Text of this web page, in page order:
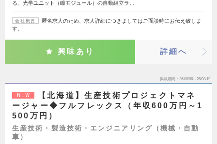
る、光学ユニット（瞳モジュール）の自動組立ラ…
会社概要
匿名求人のため、求人詳細につきましてはご面談時にお伝え致しま
す。
興味あり 詳細へ
掲載期間 26/08/06～26/08/19
NEW
【北海道】生産技術プロジェクトマネ
ージャー◆フルフレックス（年収600万円～1
500万円）
生産技術・製造技術・エンジニアリング（機械・自動
車）